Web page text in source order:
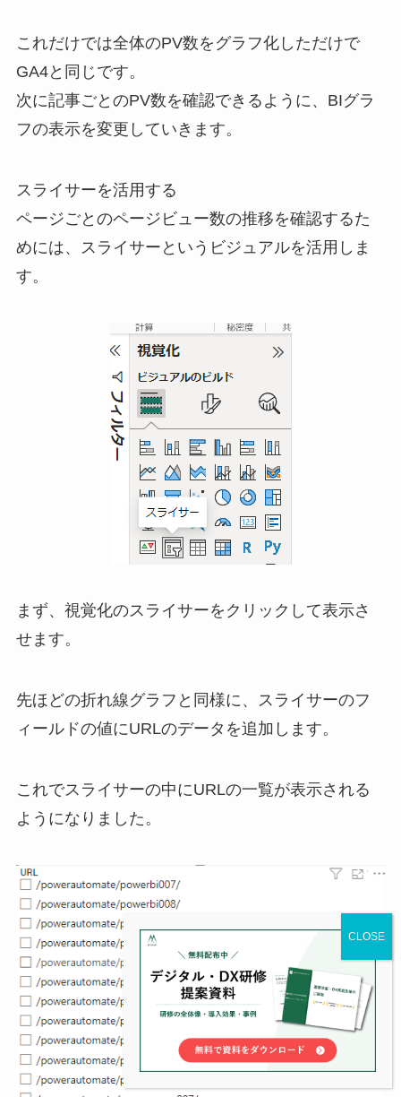
これだけでは全体のPV数をグラフ化しただけで
GA4と同じです。
次に記事ごとのPV数を確認できるように、BIグラ
フの表示を変更していきます。
スライサーを活用する
ページごとのページビュー数の推移を確認するた
めには、スライサーというビジュアルを活用しま
す。
まず、視覚化のスライサーをクリックして表示さ
せます。
先ほどの折れ線グラフと同様に、スライサーのフ
ィールドの値にURLのデータを追加します。
これでスライサーの中にURLの一覧が表示される
ようになりました。